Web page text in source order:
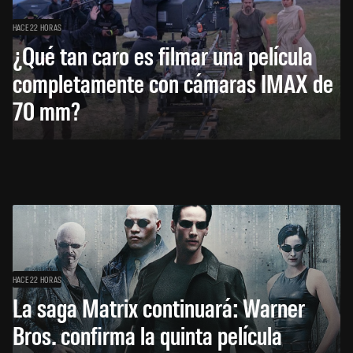
HACE 22 HORAS
¿Qué tan caro es filmar una película
completamente con cámaras IMAX de
70 mm?
HACE 22 HORAS
La saga Matrix continuará: Warner
Bros. confirma la quinta película